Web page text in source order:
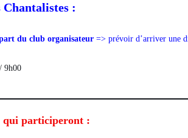
:
du club organisateur => prévoir d’arriver une
9h00
qui participeront :